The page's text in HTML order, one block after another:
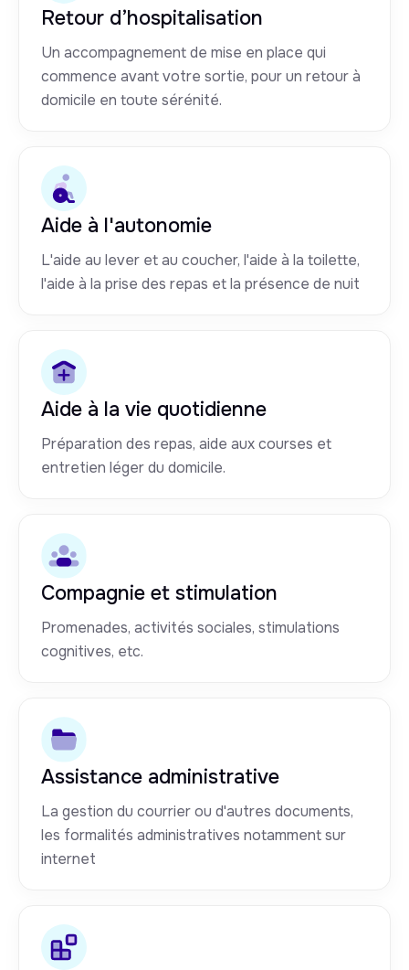
Retour d’hospitalisation
Un accompagnement de mise en place qui
commence avant votre sortie, pour un retour à
domicile en toute sérénité.
Aide à l'autonomie
L'aide au lever et au coucher, l'aide à la toilette,
l'aide à la prise des repas et la présence de nuit
Aide à la vie quotidienne
Préparation des repas, aide aux courses et
entretien léger du domicile.
Compagnie et stimulation
Promenades, activités sociales, stimulations
cognitives, etc.
Assistance administrative
La gestion du courrier ou d'autres documents,
les formalités administratives notamment sur
internet